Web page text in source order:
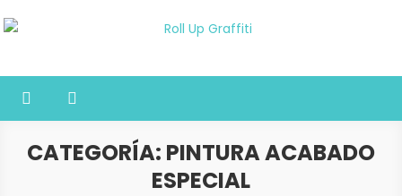
al
CATEGORÍA: PINTURA ACABADO
ESPECIAL